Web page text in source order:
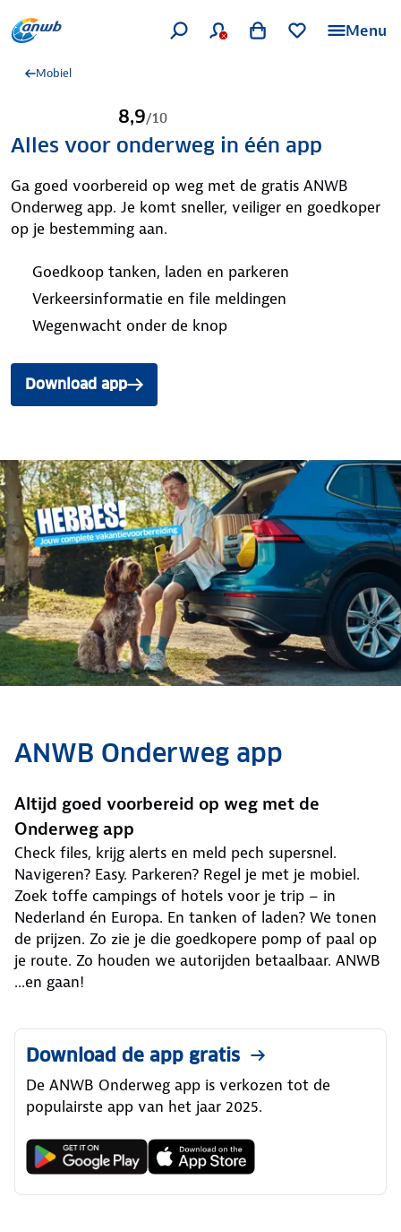
Menu
Mobiel
8,9/10
Alles voor onderweg in één app
Ga goed voorbereid op weg met de gratis ANWB
Onderweg app. Je komt sneller, veiliger en goedkoper
op je bestemming aan.
Goedkoop tanken, laden en parkeren
Verkeersinformatie en file meldingen
Wegenwacht onder de knop
Download app
ANWB Onderweg app
Altijd goed voorbereid op weg met de
Onderweg app
Check files, krijg alerts en meld pech supersnel.
Navigeren? Easy. Parkeren? Regel je met je mobiel.
Zoek toffe campings of hotels voor je trip – in
Nederland én Europa. En tanken of laden? We tonen
de prijzen. Zo zie je die goedkopere pomp of paal op
je route. Zo houden we autorijden betaalbaar. ANWB
...en gaan!
Download de app gratis
De ANWB Onderweg app is verkozen tot de
populairste app van het jaar 2025.